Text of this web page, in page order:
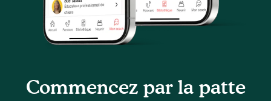
Commencez par la patte